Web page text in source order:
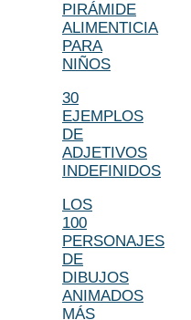
PIRÁMIDE
ALIMENTICIA
PARA
NIÑOS
30
EJEMPLOS
DE
ADJETIVOS
INDEFINIDOS
LOS
100
PERSONAJES
DE
DIBUJOS
ANIMADOS
MÁS